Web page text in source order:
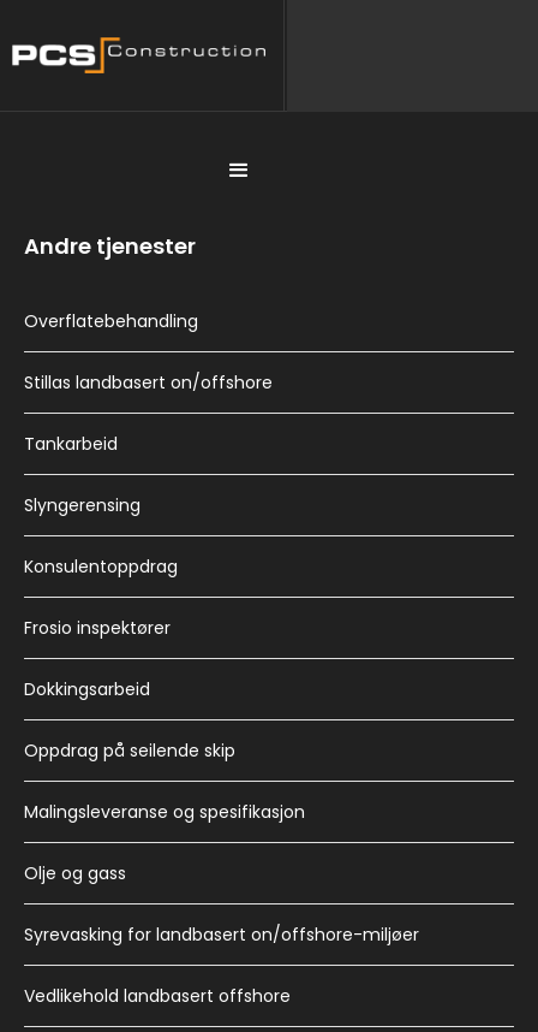
Andre tjenester
Overflatebehandling
Stillas landbasert on/offshore
Tankarbeid
Slyngerensing
Konsulentoppdrag
Frosio inspektører
Dokkingsarbeid
Oppdrag på seilende skip
Malingsleveranse og spesifikasjon
Olje og gass
Syrevasking for landbasert on/offshore-miljøer
Vedlikehold landbasert offshore